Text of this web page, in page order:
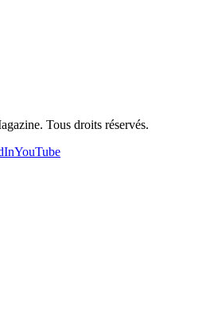
Tous droits réservés.
YouTube